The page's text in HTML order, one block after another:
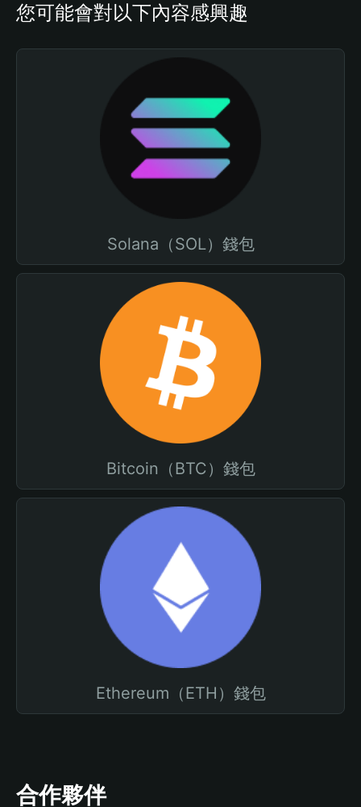
您可能會對以下內容感興趣
Solana（SOL）錢包
Bitcoin（BTC）錢包
Ethereum（ETH）錢包
合作夥伴